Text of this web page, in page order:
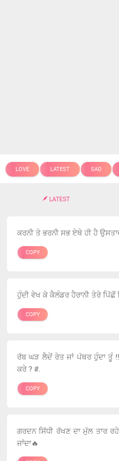
LOVE LATEST SAD
LATEST
ਕਰਨੀ ਤੇ ਭਰਨੀ ਸਭ ਏਥੇ ਹੀ ਹੈ
COPY
ਹੁੰਦੀ ਵੇਖ ਕੇ ਕੈਲੰਡਰ ਹੈਰਾਨੀ ਤੇਰੇ ਪਿੱਛੋਂ
COPY
ਰੱਬ ਘੜ ਲੈਦੇਂ ਰੇਤ ਜਾਂ ਪੱਥਰ ਹੁੰਦਾ ਤੂੰ
ਕਰੇ ? #.
COPY
ਗਰਦਨ ਸਿੱਧੀ ਰੱਖਣ ਦਾ ਮੁੱਲ ਤਾਰ
ਜਾਂਦਾ🔥